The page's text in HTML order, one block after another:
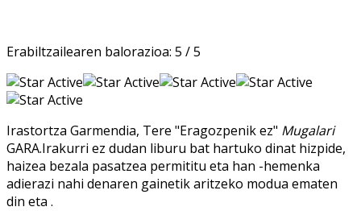
Erabiltzailearen balorazioa: 5 /5
Irastortza Garmendia, Tere "Eragozpenik ez" Mugalari
GARA.Irakurri ez dudan liburu bat hartuko dinat hizpide,
haizea bezala pasatzea permititu eta han -hemenka
adierazi nahi denaren gainetik aritzeko modua ematen
din eta .